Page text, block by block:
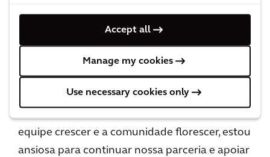
Accept all
Manage my cookies
Use necessary cookies only
em aconselhar o Grow2Know apoiando a
realização dos objetivos ambiciosos e vitais de
usar a natureza para promover benefícios para
a saúde, o bem-estar e a coexistência da
comunidade em torno da área afetada de
equipe crescer e a comunidade florescer, estou
ansiosa para continuar nossa parceria e apoiar